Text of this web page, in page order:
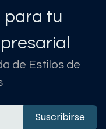
para tu
de Estilos de
Suscribirse